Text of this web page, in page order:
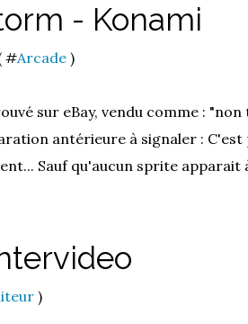
- Konami
#Arcade )
sur eBay, vendu comme :
antérieure à signaler :
Sauf qu'aucun sprite apparait
)